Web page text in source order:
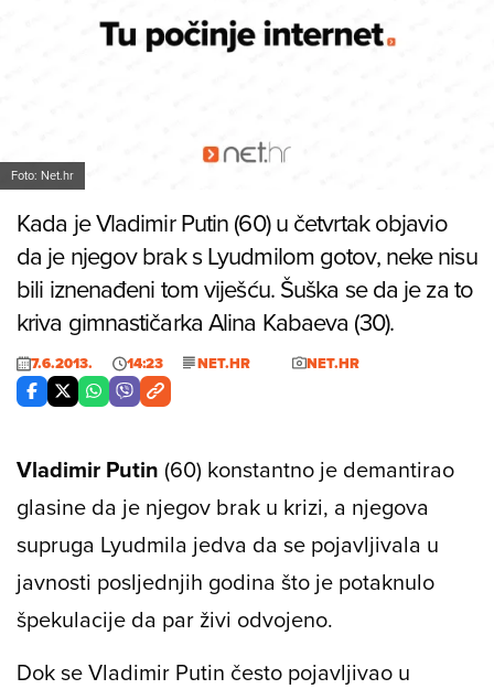
Foto: Net.hr
Kada je Vladimir Putin (60) u četvrtak objavio
da je njegov brak s Lyudmilom gotov, neke nisu
bili iznenađeni tom viješću. Šuška se da je za to
kriva gimnastičarka Alina Kabaeva (30).
7.6.2013. 14:23 NET.HR NET.HR
Vladimir Putin (60) konstantno je demantirao
glasine da je njegov brak u krizi, a njegova
supruga Lyudmila jedva da se pojavljivala u
javnosti posljednjih godina što je potaknulo
špekulacije da par živi odvojeno.
Dok se Vladimir Putin često pojavljivao u